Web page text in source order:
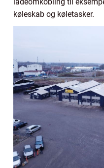
køleskab og køletasker.